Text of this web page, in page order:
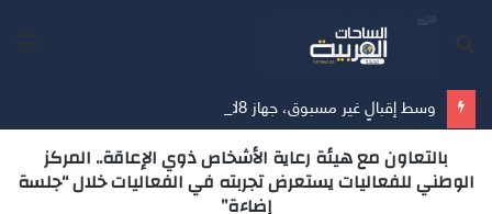
بالتعاون مع هيئة رعاية الأشخاص ذوي الإعاقة.. المركز
الوطني للفعاليات يستعرض تجربته في الفعاليات خلال “جلسة
إضاءة”